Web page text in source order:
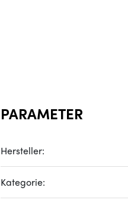
PARAMETER
Hersteller:
Kategorie: